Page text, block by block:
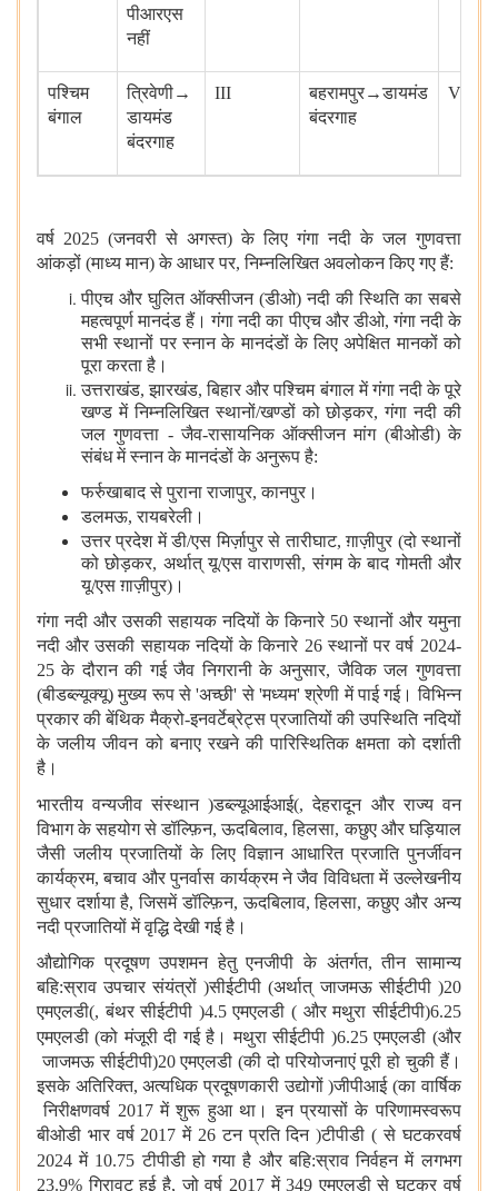
पीआरएस
नहीं
पश्चिम
बंगाल
त्रिवेणी→
डायमंड
बंदरगाह
III बहरामपुर→डायमंड
बंदरगाह
V
वर्ष 2025 (जनवरी से अगस्त) के लिए गंगा नदी के जल गुणवत्ता
आंकड़ों (माध्य मान) के आधार पर, निम्नलिखित अवलोकन किए गए हैं:
पीएच और घुलित ऑक्सीजन (डीओ) नदी की स्थिति का सबसे
महत्वपूर्ण मानदंड हैं। गंगा नदी का पीएच और डीओ, गंगा नदी के
सभी स्थानों पर स्नान के मानदंडों के लिए अपेक्षित मानकों को
पूरा करता है।
उत्तराखंड, झारखंड, बिहार और पश्चिम बंगाल में गंगा नदी के पूरे
खण्ड में निम्नलिखित स्थानों/खण्डों को छोड़कर, गंगा नदी की
जल गुणवत्ता - जैव-रासायनिक ऑक्सीजन मांग (बीओडी) के
संबंध में स्नान के मानदंडों के अनुरूप है:
फर्रुखाबाद से पुराना राजापुर, कानपुर।
डलमऊ, रायबरेली।
उत्तर प्रदेश में डी/एस मिर्ज़ापुर से तारीघाट, ग़ाज़ीपुर (दो स्थानों
को छोड़कर, अर्थात् यू/एस वाराणसी, संगम के बाद गोमती और
यू/एस ग़ाज़ीपुर)।
गंगा नदी और उसकी सहायक नदियों के किनारे 50 स्थानों और यमुना
नदी और उसकी सहायक नदियों के किनारे 26 स्थानों पर वर्ष 2024-
25 के दौरान की गई जैव निगरानी के अनुसार, जैविक जल गुणवत्ता
(बीडब्ल्यूक्यू) मुख्य रूप से 'अच्छी' से 'मध्यम' श्रेणी में पाई गई। विभिन्न
प्रकार की बेंथिक मैक्रो-इनवर्टेब्रेट्स प्रजातियों की उपस्थिति नदियों
के जलीय जीवन को बनाए रखने की पारिस्थितिक क्षमता को दर्शाती
है।
भारतीय वन्यजीव संस्थान(डब्ल्यूआईआई), देहरादून और राज्य वन
विभाग के सहयोग से डॉल्फ़िन, ऊदबिलाव, हिलसा, कछुए और घड़ियाल
जैसी जलीय प्रजातियों के लिए विज्ञान आधारित प्रजाति पुनर्जीवन
कार्यक्रम, बचाव और पुनर्वास कार्यक्रम ने जैव विविधता में उल्लेखनीय
सुधार दर्शाया है, जिसमें डॉल्फ़िन, ऊदबिलाव, हिलसा, कछुए और अन्य
नदी प्रजातियों में वृद्धि देखी गई है।
औद्योगिक प्रदूषण उपशमन हेतु एनजीपी के अंतर्गत, तीन सामान्य
बहि:स्राव उपचार संयंत्रों(सीईटीपी )अर्थात् जाजमऊ सीईटीपी (20
एमएलडी), बंथर सीईटीपी (4.5 एमएलडी ) और मथुरा सीईटीपी(6.25
एमएलडी )को मंजूरी दी गई है। मथुरा सीईटीपी (6.25 एमएलडी )और
जाजमऊ सीईटीपी(20 एमएलडी )की दो परियोजनाएं पूरी हो चुकी हैं।
इसके अतिरिक्त, अत्यधिक प्रदूषणकारी उद्योगों(जीपीआई)का वार्षिक
निरीक्षणवर्ष 2017 में शुरू हुआ था। इन प्रयासों के परिणामस्वरूप
बीओडी भार वर्ष 2017 में 26 टन प्रति दिन(टीपीडी ) से घटकरवर्ष
2024 में 10.75 टीपीडी हो गया है और बहि:स्राव निर्वहन में लगभग
23.9% गिरावट हुई है, जो वर्ष 2017 में 349 एमएलडी से घटकर वर्ष